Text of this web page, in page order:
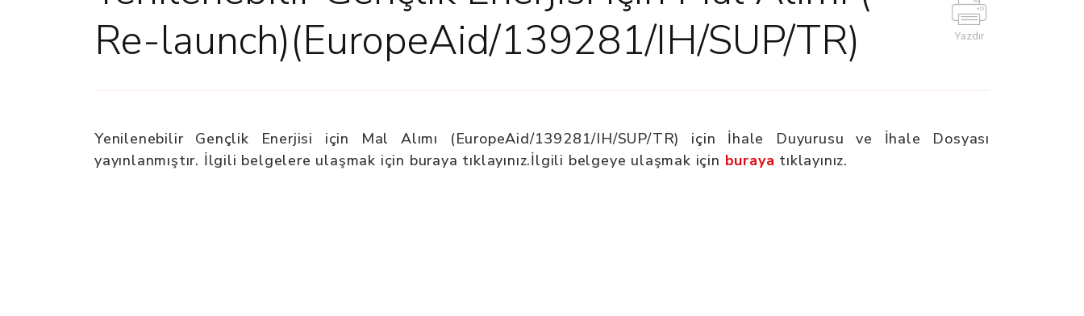
Re-launch)(EuropeAid/139281/IH/SUP/TR)
Yazdır
Yenilenebilir Gençlik Enerjisi için Mal Alımı (EuropeAid/139281/IH/SUP/TR) için İhale Duyurusu ve İhale Dosyası
yayınlanmıştır. İlgili belgelere ulaşmak için buraya tıklayınız.İlgili belgeye ulaşmak için buraya tıklayınız.